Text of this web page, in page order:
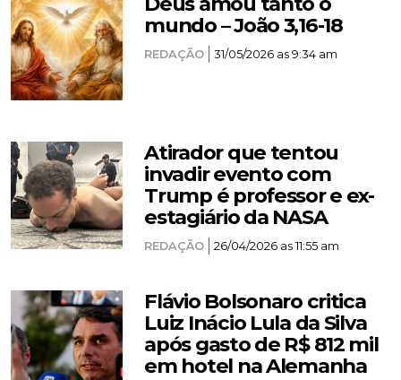
mundo – João 3,16-18
REDAÇÃO 31/05/2026 as 9:34 am
Atirador que tentou
invadir evento com
Trump é professor e ex-
estagiário da NASA
REDAÇÃO 26/04/2026 as 11:55 am
Flávio Bolsonaro critica
Luiz Inácio Lula da Silva
após gasto de R$ 812 mil
em hotel na Alemanha